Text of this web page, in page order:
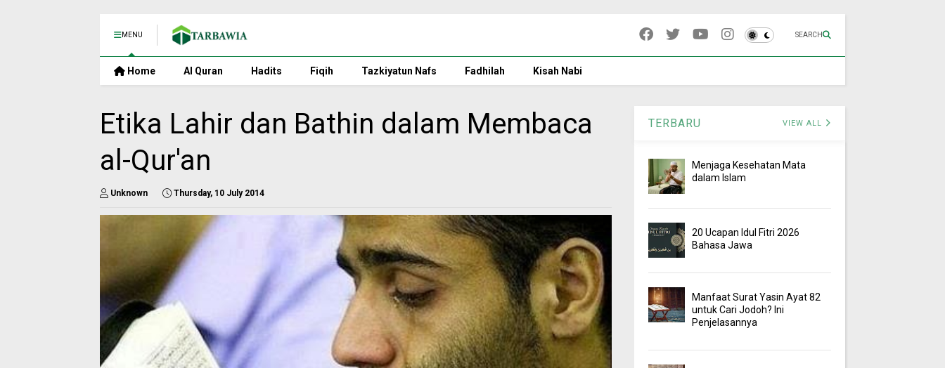
MENU SEARCH
Home Al Quran Hadits Fiqih Tazkiyatun Nafs Fadhilah Kisah Nabi
Etika Lahir dan Bathin dalam Membaca
al-Qur'an
Unknown Thursday, 10 July 2014
TERBARU VIEW ALL
Menjaga Kesehatan Mata
dalam Islam
20 Ucapan Idul Fitri 2026
Bahasa Jawa
Manfaat Surat Yasin Ayat 82
untuk Cari Jodoh? Ini
Penjelasannya